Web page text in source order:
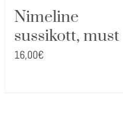
Nimeline
sussikott, must
16,00€